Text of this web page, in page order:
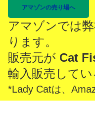
アマゾンの売り場へ
アマゾンでは
ります。
販売元が Cat
輸入販売してい
*Lady Catは、